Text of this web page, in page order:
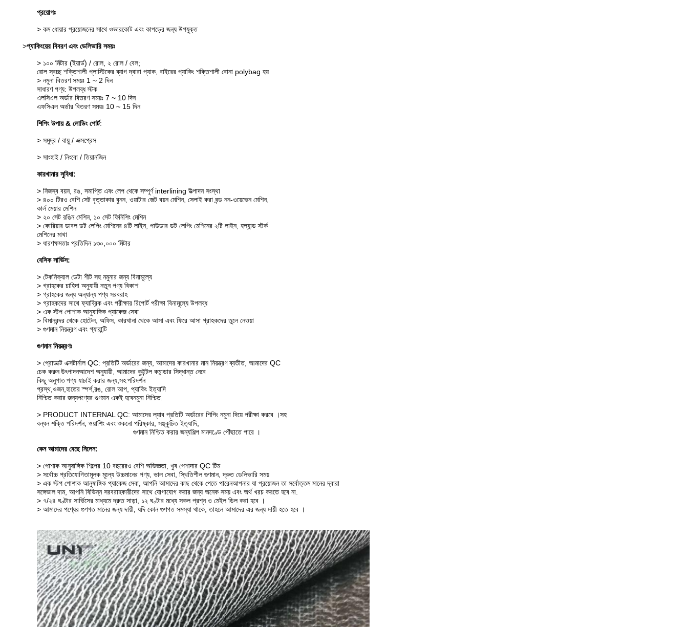
প্রয়োগঃ
> কম ধোয়ার প্রয়োজনের সাথে ওভারকোট এবং কাপড়ের জন্য উপযুক্ত
>প্যাকিংয়ের বিবরণ এবং ডেলিভারি সময়ঃ
> ১০০ মিটার (ইয়ার্ড) / রোল, ২ রোল / বেল;
রোল স্বচ্ছ শক্তিশালী প্লাস্টিকের ব্যাগ দ্বারা প্যাক, বাইরের প্যাকিং শক্তিশালী বোনা polybag হয়
> নমুনা বিতরণ সময়ঃ 1 ~ 2 দিন
সাধারণ পণ্য: উপলব্ধ স্টক
এলসিএল অর্ডার বিতরণ সময়ঃ 7 ~ 10 দিন
এফসিএল অর্ডার বিতরণ সময়ঃ 10 ~ 15 দিন
শিপিং উপায় & লোডিং পোর্ট:
> সমুদ্র / বায়ু / এক্সপ্রেস
> সাংহাই / নিংবো / তিয়ানজিন
কারখানার সুবিধা:
> নিজস্ব বয়ন, রঙ, সমাপ্তি এবং লেপ থেকে সম্পূর্ণ interlining উত্পাদন সংস্থা
> ৪০০ টিরও বেশি সেট বৃত্তাকার বুনন, ওয়াটার জেট বয়ন মেশিন, সেলাই করা বন্ড নন-ওয়েভেন মেশিন,
কার্ল মেয়ার মেশিন
> ২০ সেট রঙিন মেশিন, ১০ সেট ফিনিশিং মেশিন
> কোরিয়ার ডাবল ডট লেপিং মেশিনের ৪টি লাইন, পাউডার ডট লেপিং মেশিনের ২টি লাইন, হল্যান্ড স্টর্ক
মেশিনের মাথা
> ধারণক্ষমতাঃ প্রতিদিন ১৩০,০০০ মিটার
বেসিক সার্ভিস:
> টেকনিক্যাল ডেটা শীট সহ নমুনার জন্য বিনামূল্যে
> গ্রাহকের চাহিদা অনুযায়ী নতুন পণ্য বিকাশ
> গ্রাহকের জন্য অন্যান্য পণ্য সরবরাহ
> গ্রাহকদের সাথে ফ্যাব্রিক এবং পরীক্ষার রিপোর্ট পরীক্ষা বিনামূল্যে উপলব্ধ
> এক স্টপ পোশাক আনুষাঙ্গিক প্যাকেজ সেবা
> বিমানবন্দর থেকে হোটেল, অফিস, কারখানা থেকে আসা এবং ফিরে আসা গ্রাহকদের তুলে নেওয়া
> গুণমান নিয়ন্ত্রণ এবং গ্যারান্টি
গুণমান নিয়ন্ত্রণঃ
> প্রোডাক্ট এক্সটার্নাল QC: প্রতিটি অর্ডারের জন্য, আমাদের কারখানার মান নিয়ন্ত্রণ ব্যতীত, আমাদের QC
চেক করুনউৎপাদনআদেশ অনুযায়ী, আমাদের কুইন্টল কমান্ডার সিদ্ধান্ত নেবে
কিছু অনুপাতপণ্য যাচাই করার জন্য, সহপরিদর্শন
প্রস্থ ওজন,হাতের স্পর্শ,রঙ, রোল আপ, প্যাকিং ইত্যাদি
নিশ্চিত করার জন্যপণ্যের গুণমান একই হবেনমুনা নিশ্চিত.
> PRODUCT INTERNAL QC: আমাদের ল্যাব প্রতিটি অর্ডারের শিপিং নমুনা দিয়ে পরীক্ষা করবে ।সহ
বন্ধন শক্তি পরিদর্শন, ওয়াশিং এবং শুকনো পরিষ্কার, সঙ্কুচিত ইত্যাদি,
গুণমান নিশ্চিত করার জন্যশিল্প মানদণ্ডে পৌঁছাতে পারে ।
কেন আমাদের বেছে নিলেন:
> পোশাক আনুষাঙ্গিক শিল্পের 10 বছরেরও বেশি অভিজ্ঞতা, খুব পেশাদার QC টিম
> সর্বোচ্চ প্রতিযোগিতামূলক মূল্যে উচ্চমানের পণ্য, ভাল সেবা, স্থিতিশীল গুণমান, দ্রুত ডেলিভারি সময়
> এক স্টপ পোশাক আনুষাঙ্গিক প্যাকেজ সেবা, আপনি আমাদের কাছ থেকে পেতে পারেনআপনার যা প্রয়োজন তা সর্বোত্তম মানের দ্বারা
সঙ্গেভাল দাম, আপনি বিভিন্ন সরবরাহকারীদের সাথে যোগাযোগ করার জন্য অনেক সময় এবং অর্থ খরচ করতে হবে না.
> ৭/২৪ ঘণ্টার সার্ভিসের মাধ্যমে দ্রুত সাড়া, ১২ ঘণ্টার মধ্যে সকল প্রশ্ন ও মেইল ডিল করা হবে ।
> আমাদের পণ্যের গুণগত মানের জন্য দায়ী, যদি কোন গুণগত সমস্যা থাকে, তাহলে আমাদের এর জন্য দায়ী হতে হবে ।